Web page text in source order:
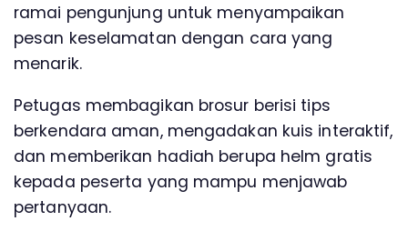
ramai pengunjung untuk menyampaikan
pesan keselamatan dengan cara yang
menarik.
Petugas membagikan brosur berisi tips
berkendara aman, mengadakan kuis interaktif,
dan memberikan hadiah berupa helm gratis
kepada peserta yang mampu menjawab
pertanyaan.